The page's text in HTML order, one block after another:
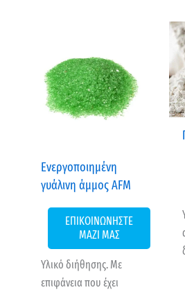
Ενεργοποιημένη
γυάλινη άμμος AFM
ΕΠΙΚΟΙΝΩΝΗΣΤΕ
ΜΑΖΙ ΜΑΣ
Υλικό διήθησης. Με
επιφάνεια που έχει